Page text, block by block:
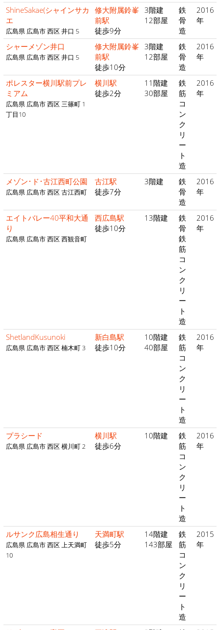
ShineSakae(シャインサカ
エ
広島県 広島市 西区 井口 5
修大附属鈴峯
前駅
徒歩9分
3階建
12部屋
鉄
骨
造
2016
年
シャーメゾン井口
広島県 広島市 西区 井口 5
修大附属鈴峯
前駅
徒歩10分
3階建
12部屋
鉄
骨
造
2016
年
ポレスター横川駅前プレ
ミアム
広島県 広島市 西区 三篠町 1
丁目10
横川駅
徒歩2分
11階建
30部屋
鉄
筋
コ
ン
ク
リ
ー
ト
造
2016
年
メゾン･ド･古江西町公園
広島県 広島市 西区 古江西町
古江駅
徒歩7分
3階建
鉄
骨
造
2016
年
エイトバレー40平和大通
り
広島県 広島市 西区 西観音町
西広島駅
徒歩10分
13階建
鉄
骨
鉄
筋
コ
ン
ク
リ
ー
ト
造
2016
年
ShetlandKusunoki
広島県 広島市 西区 楠木町 3
新白島駅
徒歩10分
10階建
40部屋
鉄
筋
コ
ン
ク
リ
ー
ト
造
2016
年
プラシード
広島県 広島市 西区 横川町 2
横川駅
徒歩6分
10階建
鉄
筋
コ
ン
ク
リ
ー
ト
造
2016
年
ルサンク広島相生通り
広島県 広島市 西区 上天満町
10
天満町駅
徒歩5分
14階建
143部屋
鉄
筋
コ
ン
ク
リ
ー
ト
造
2015
年